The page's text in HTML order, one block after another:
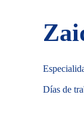
Días de